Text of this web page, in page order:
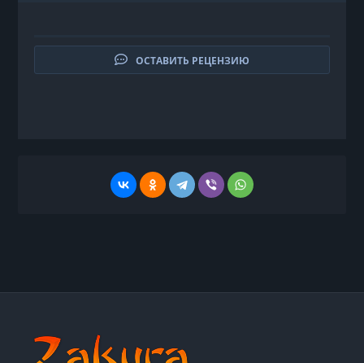
ОСТАВИТЬ РЕЦЕНЗИЮ